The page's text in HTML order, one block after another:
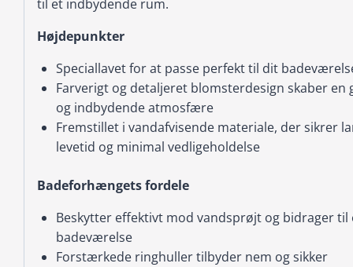
til et indbydende rum.
Højdepunkter
Speciallavet for at passe perfekt til dit
Farverigt og detaljeret blomsterdesign skaber en
og indbydende atmosfære
Fremstillet i vandafvisende materiale, der sikrer
levetid og minimal vedligeholdelse
Badeforhængets fordele
Beskytter effektivt mod vandsprøjt og bidrager til
badeværelse
Forstærkede ringhuller tilbyder nem og sikker